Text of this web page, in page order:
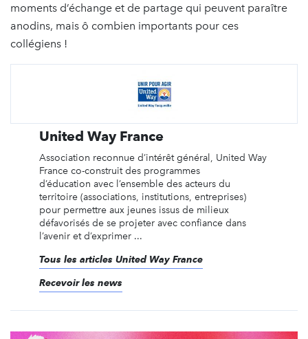
moments d’échange et de partage qui peuvent paraître
anodins, mais ô combien importants pour ces
collégiens !
United Way France
Association reconnue d’intérêt général, United Way
France co-construit des programmes
d’éducation avec l’ensemble des acteurs du
territoire (associations, institutions, entreprises)
pour permettre aux jeunes issus de milieux
défavorisés de se projeter avec confiance dans
l’avenir et d’exprimer ...
Tous les articles United Way France
Recevoir les news